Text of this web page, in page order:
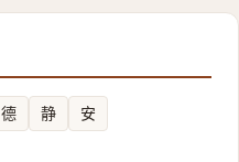
德 静 安